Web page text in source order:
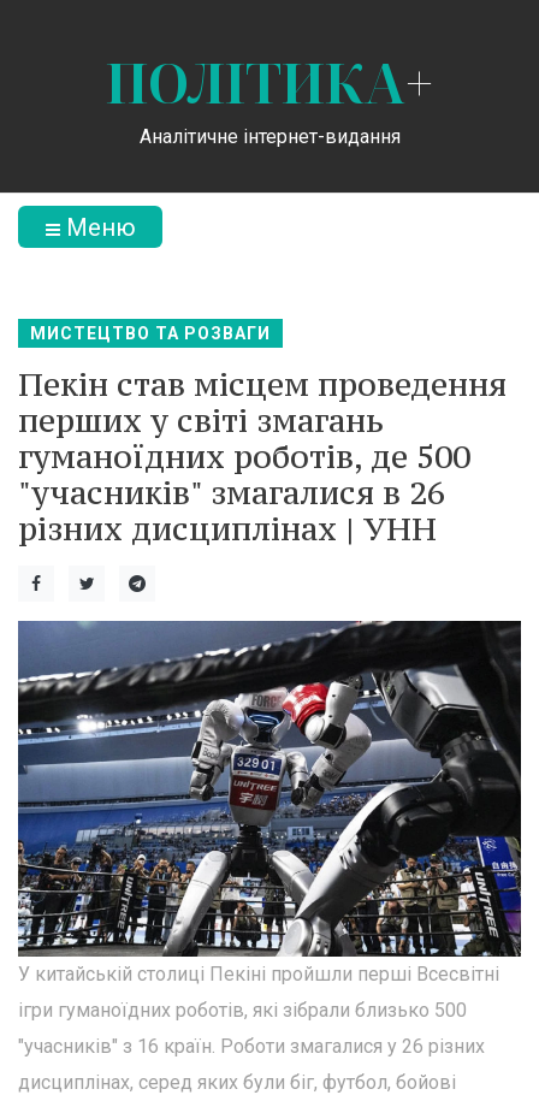
ПОЛІТИКА+
Аналітичне інтернет-видання
Меню
МИСТЕЦТВО ТА РОЗВАГИ
Пекін став місцем проведення
перших у світі змагань
гуманоїдних роботів, де 500
"учасників" змагалися в 26
різних дисциплінах | УНН
У китайській столиці Пекіні пройшли перші Всесвітні
ігри гуманоїдних роботів, які зібрали близько 500
"учасників" з 16 країн. Роботи змагалися у 26 різних
дисциплінах, серед яких були біг, футбол, бойові